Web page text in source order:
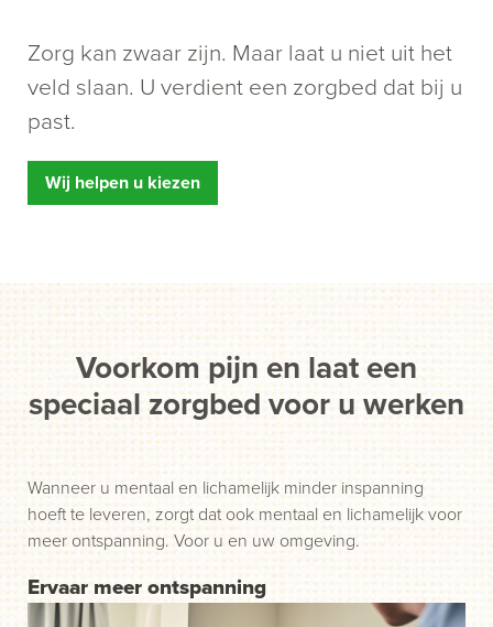
Zorg kan zwaar zijn. Maar laat u niet uit het
veld slaan. U verdient een zorgbed dat bij u
past.
Wij helpen u kiezen
Voorkom pijn en laat een
speciaal zorgbed voor u werken
Ervaar meer ontspanning
Wanneer u mentaal en lichamelijk minder inspanning
hoeft te leveren, zorgt dat ook mentaal en lichamelijk voor
meer ontspanning. Voor u en uw omgeving.